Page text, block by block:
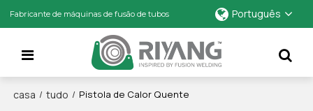
Fabricante de máquinas de fusão de tubos Português
casa / tudo / Pistola de Calor Quente